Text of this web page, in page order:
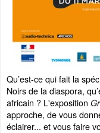
Qu’est-ce qui fait la
Noirs de la diaspora,
africain ? L'exposition
approche, de vous
éclairer... et vous faire